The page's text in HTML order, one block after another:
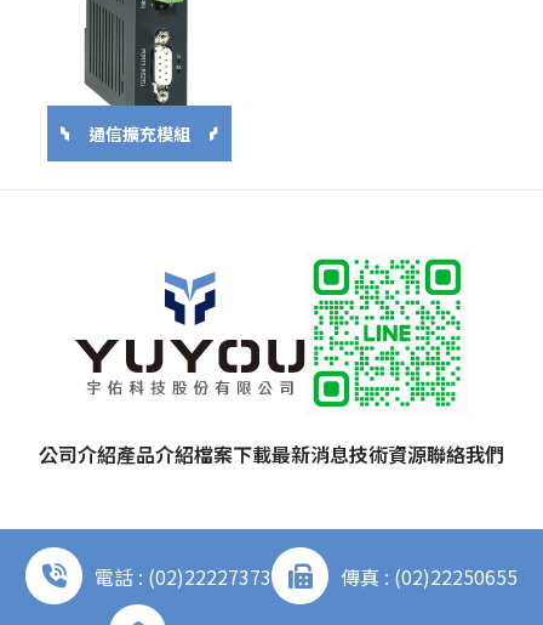
通信擴充模組
公司介紹產品介紹檔案下載最新消息技術資源聯絡我們
電話 : (02)22227373
傳真 : (02)22250655